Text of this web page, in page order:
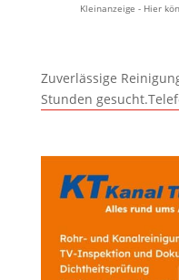
Kleinanzeige - Hier
Zuverlässige
Stunden